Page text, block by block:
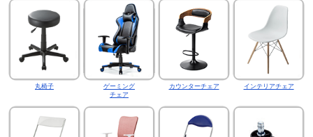
丸椅子
ゲーミング
チェア
カウンターチェア インテリアチェア